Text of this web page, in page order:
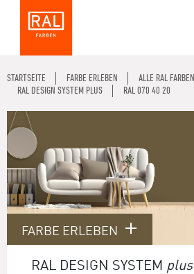
STARTSEITE FARBE ERLEBEN
ALLE RAL FARBEN
RAL DESIGN SYSTEM PLUS
RAL 070 40 20
FARBE ERLEBEN
RAL DESIGN SYSTEM plus